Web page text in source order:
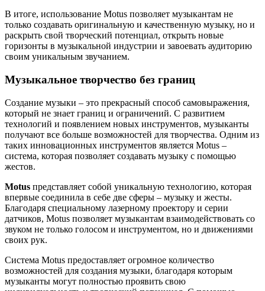
В итоге, использование Motus позволяет музыкантам не
только создавать оригинальную и качественную музыку, но и
раскрыть свой творческий потенциал, открыть новые
горизонты в музыкальной индустрии и завоевать аудиторию
своим уникальным звучанием.
Музыкальное творчество без границ
Создание музыки – это прекрасный способ самовыражения,
который не знает границ и ограничений. С развитием
технологий и появлением новых инструментов, музыканты
получают все больше возможностей для творчества. Одним из
таких инновационных инструментов является Motus –
система, которая позволяет создавать музыку с помощью
жестов.
Motus представляет собой уникальную технологию, которая
впервые соединила в себе две сферы – музыку и жесты.
Благодаря специальному лазерному проектору и серии
датчиков, Motus позволяет музыкантам взаимодействовать со
звуком не только голосом и инструментом, но и движениями
своих рук.
Система Motus предоставляет огромное количество
возможностей для создания музыки, благодаря которым
музыканты могут полностью проявить свою